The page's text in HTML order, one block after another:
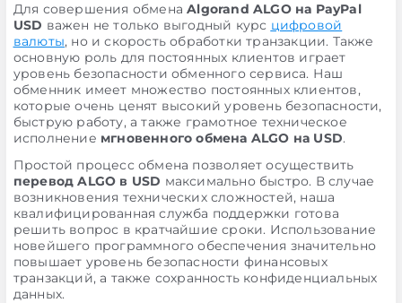
Для совершения обменаAlgorand ALGO на PayPal
USD важен не только выгодный курс цифровой
валюты, но и скорость обработки транзакции. Также
основную роль для постоянных клиентов играет
уровень безопасности обменного сервиса. Наш
обменник имеет множество постоянных клиентов,
которые очень ценят высокий уровень безопасности,
быструю работу, а также грамотное техническое
исполнение мгновенного обмена ALGO на USD.
Простой процесс обмена позволяет осуществить
перевод ALGO в USD максимально быстро. В случае
возникновения технических сложностей, наша
квалифицированная служба поддержки готова
решить вопрос в кратчайшие сроки. Использование
новейшего программного обеспечения значительно
повышает уровень безопасности финансовых
транзакций, а также сохранность конфиденциальных
данных.